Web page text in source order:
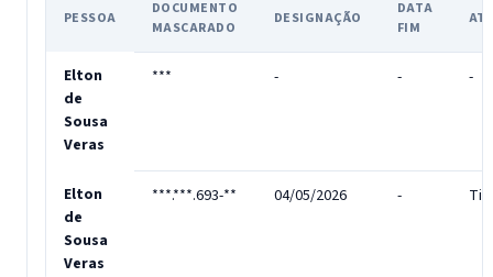
PESSOA
DOCUMENTO
MASCARADO
DESIGNAÇÃO
DATA
FIM
Elton
de
Sousa
Veras
*** - - -
Elton
de
Sousa
Veras
***.***.693-** 04/05/2026 -